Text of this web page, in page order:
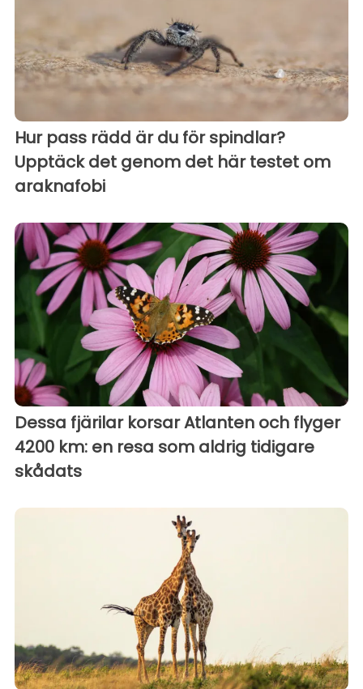
Hur pass rädd är du för spindlar?
Upptäck det genom det här testet om
araknafobi
Dessa fjärilar korsar Atlanten och flyger
4200 km: en resa som aldrig tidigare
skådats